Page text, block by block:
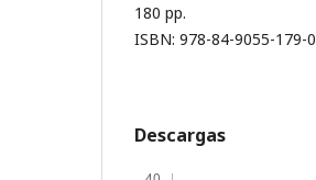
180 pp.
ISBN: 978-84-9055-179-0
Descargas